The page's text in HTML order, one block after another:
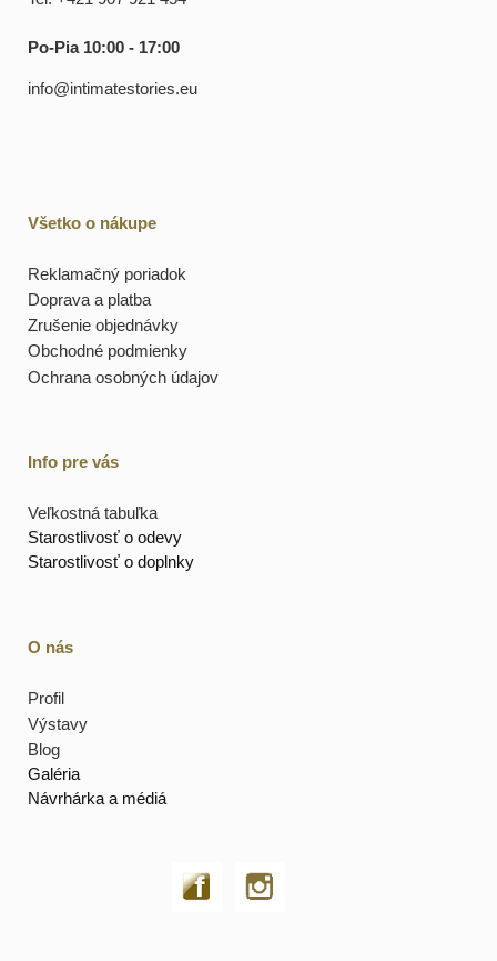
Po-Pia 10:00 - 17:00
info@intimatestories.eu
Všetko o nákupe
Reklamačný poriadok
Doprava a platba
Zrušenie objednávky
Obchodné podmienky
Ochrana osobných údajov
Info pre vás
Veľkostná tabuľka
Starostlivosť o odevy
Starostlivosť o doplnky
O nás
Profil
Výstavy
Blog
Galéria
Návrhárka a médiá